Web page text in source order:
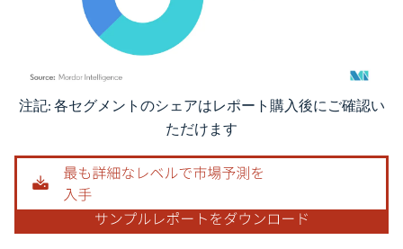
画像 © Mordor Intelligence。再利用にはCC BY 4.0の表示が必要です。
注記: 各セグメントのシェアはレポート購入後にご確認い
ただけます